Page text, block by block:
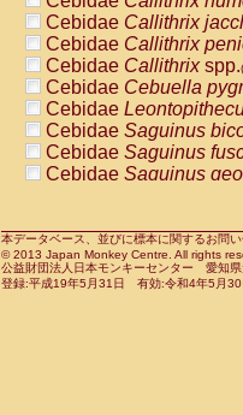
PitheciidaePithecia
PitheciidaePithecia
Cercopithecidae
Cercopithecidae
Cercopithecidae
Cercopithecidae
Cercopithecidae
Cercopithecidae
Cercopithecidae
Cercopithecidae
Cercopithecidae
Cebidae Callithrix
Cebidae Callithrix
Cebidae Callithrixspp.
Cebidae Cebuella
Cebidae
Cebidae Saguinus
Cebidae Saguinus
Cebidae Saguinus
CebidaeSaguinus
CebidaeSaguinus
Cebidae Saguinus
本データベース、並びに標本に関するお問
© 2013 Japan Monkey Centre. All rights
公益財団法人日本モンキーセンター 愛知
登録:平成19年5月31日 有効:令和4年5月